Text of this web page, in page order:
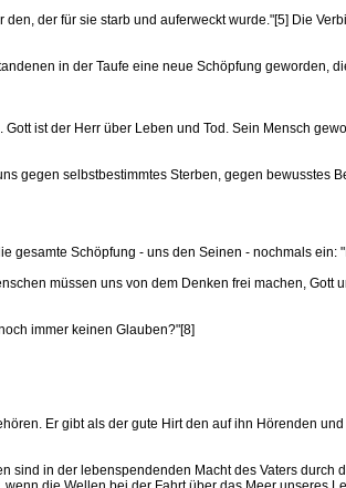
der für sie starb und auferweckt wurde."[5] Die
in der Taufe eine neue Schöpfung geworden,
ist der Herr über Leben und Tod. Sein Mensch
gegen selbstbestimmtes Sterben, gegen bewusstes
gesamte Schöpfung - uns den Seinen - nochmals
müssen uns von dem Denken frei machen,
immer keinen Glauben?"[8]
Er gibt als der gute Hirt den auf ihn Hörenden
in der lebenspendenden Macht des Vaters durch